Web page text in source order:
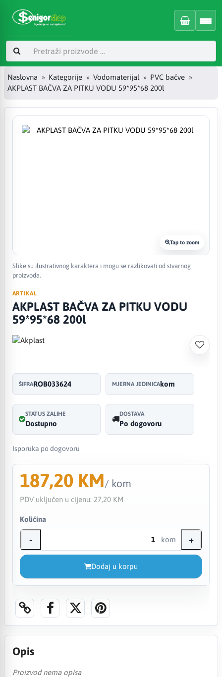
Naslovna Kategorije Vodomaterijal
PVC bačve
AKPLAST BAČVA ZA PITKU VODU 59*95*68 200l
Tap to zoom
Slike su ilustrativnog karaktera i mogu se razlikovati od stvarnog
proizvoda.
ARTIKAL
AKPLAST BAČVA ZA PITKU VODU
59*95*68 200l
ŠIFRAROB033624 MJERNA JEDINICAkom
STATUS ZALIHE
Dostupno
DOSTAVA
Po dogovoru
Isporuka po dogovoru
187,20 KM/ kom
PDV uključen u cijenu: 27,20 KM
Količina
- kom +
Dodaj u korpu
Opis
Proizvod nema opisa